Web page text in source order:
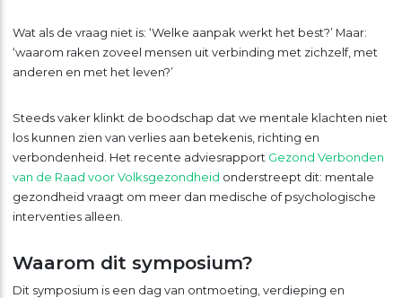
Wat als de vraag niet is: ‘Welke aanpak werkt het best?’ Maar:
‘waarom raken zoveel mensen uit verbinding met zichzelf, met
anderen en met het leven?’
Steeds vaker klinkt de boodschap dat we mentale klachten niet
los kunnen zien van verlies aan betekenis, richting en
verbondenheid. Het recente adviesrapport Gezond Verbonden
van de Raad voor Volksgezondheid onderstreept dit: mentale
gezondheid vraagt om meer dan medische of psychologische
interventies alleen.
Waarom dit symposium?
Dit symposium is een dag van ontmoeting, verdieping en